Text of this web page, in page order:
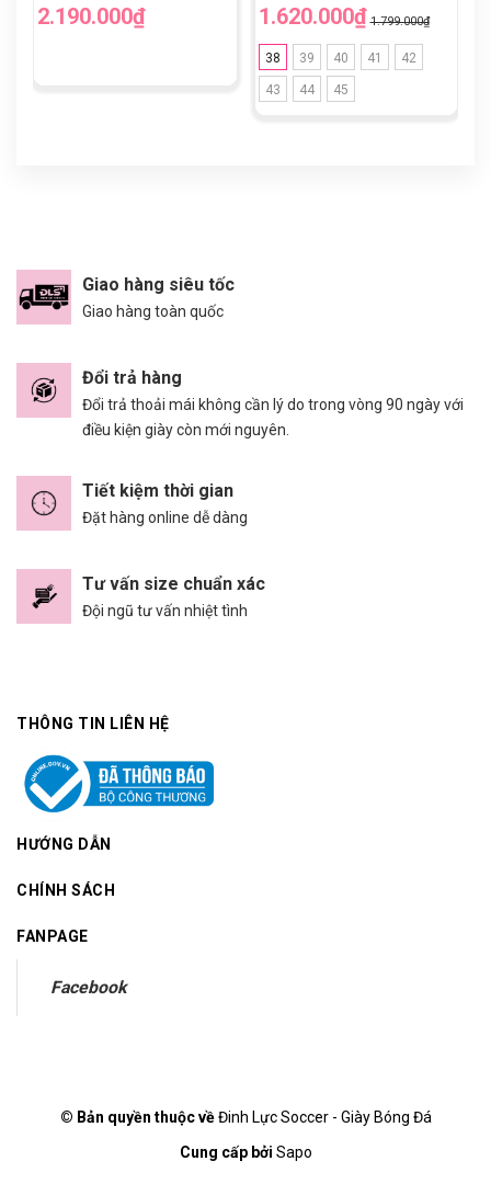
2.190.000₫ 1.620.000₫ 1.799.000₫
38 39 40 41 42
43 44 45
Giao hàng siêu tốc
Giao hàng toàn quốc
Đổi trả hàng
Đổi trả thoải mái không cần lý do trong vòng 90 ngày với
điều kiện giày còn mới nguyên.
Tiết kiệm thời gian
Đặt hàng online dễ dàng
Tư vấn size chuẩn xác
Đội ngũ tư vấn nhiệt tình
THÔNG TIN LIÊN HỆ
HƯỚNG DẪN
CHÍNH SÁCH
FANPAGE
Facebook
© Bản quyền thuộc vềĐinh Lực Soccer - Giày Bóng Đá
Cung cấp bởi Sapo